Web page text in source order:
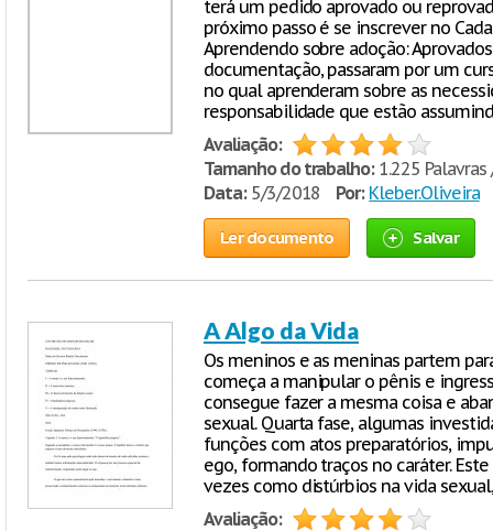
terá um pedido aprovado ou
próximo passo é se inscrever no
Aprendendo sobre adoção:
documentação, passaram por um
no qual aprenderam sobre as
responsabilidade que estão
Avaliação:
Tamanho do trabalho:1.225 Palavras
Data:5/3/2018 Por: Kleber.Oliveira
Ler documento Salvar
A Algo da Vida
Os meninos e as meninas partem
começa a manipular o pênis e
consegue fazer a mesma coisa e
sexual. Quarta fase, algumas
funções com atos preparatórios,
ego, formando traços no caráter.
vezes como distúrbios na vida
Avaliação: